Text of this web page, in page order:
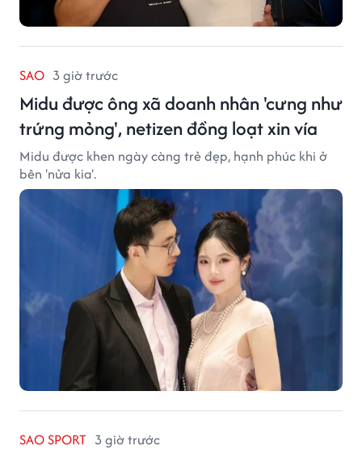
SAO 3 giờ trước
Midu được ông xã doanh nhân 'cưng như
trứng mỏng', netizen đồng loạt xin vía
Midu được khen ngày càng trẻ đẹp, hạnh phúc khi ở
bên 'nửa kia'.
SAO SPORT 3 giờ trước